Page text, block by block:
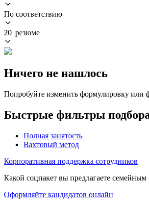
По соответствию
20 резюме
Ничего не нашлось
Попробуйте изменить формулировку или
Быстрые фильтры
Полная занятость
Вахтовый метод
Корпоративная поддержка сотрудников
Какой соцпакет вы предлагаете семейным
Оформляйте кандидатов онлайн